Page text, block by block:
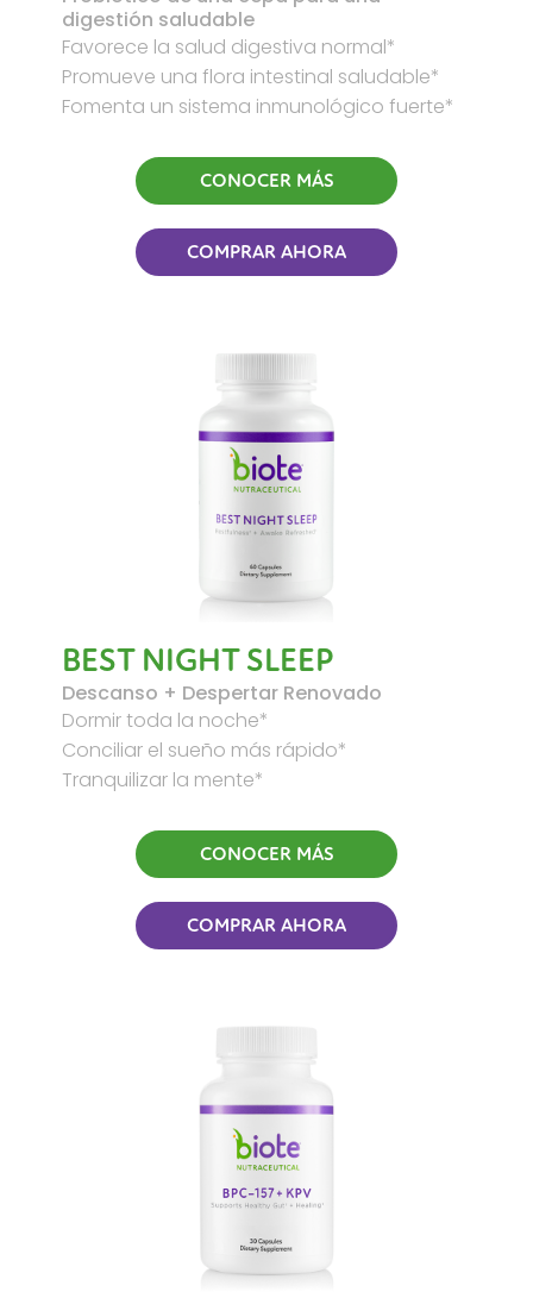
digestión saludable
Favorece la salud digestiva normal*
Promueve una flora intestinal saludable*
Fomenta un sistema inmunológico fuerte*
CONOCER MÁS
COMPRAR AHORA
BEST NIGHT SLEEP
Descanso + Despertar Renovado
Dormir toda la noche*
Conciliar el sueño más rápido*
Tranquilizar la mente*
CONOCER MÁS
COMPRAR AHORA